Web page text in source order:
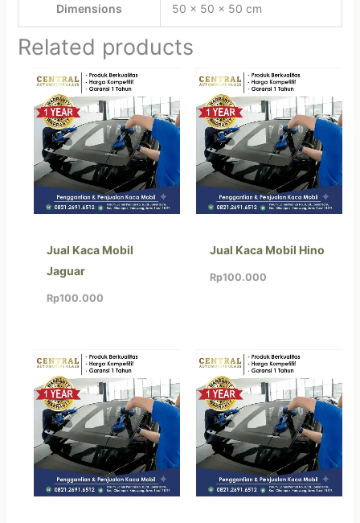
Dimensions 50 × 50 × 50 cm
Related products
Jual Kaca Mobil
Jaguar
Rp100.000
Jual Kaca Mobil Hino
Rp100.000